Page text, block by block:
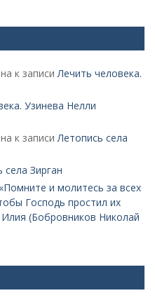
к записиЛечить человека.
Узинева Нелли
к записиЛетопись села
села Зирган
«Помните и молитесь за всех
Господь простил их
(Бобровников Николай